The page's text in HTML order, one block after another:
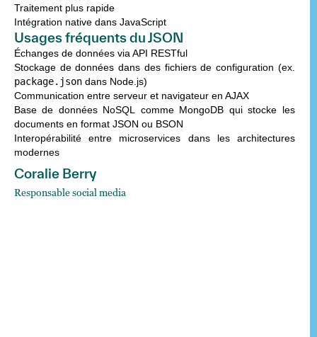
Traitement plus rapide
Intégration native dans JavaScript
Usages fréquents du JSON
Échanges de données via API RESTful
Stockage de données dans des fichiers de configuration (ex.
package.json dans Node.js)
Communication entre serveur et navigateur en AJAX
Base de données NoSQL
comme MongoDB qui stocke les
documents en format JSON ou BSON
Interopérabilité entre microservices dans les architectures
modernes
Coralie Berry
Responsable social media